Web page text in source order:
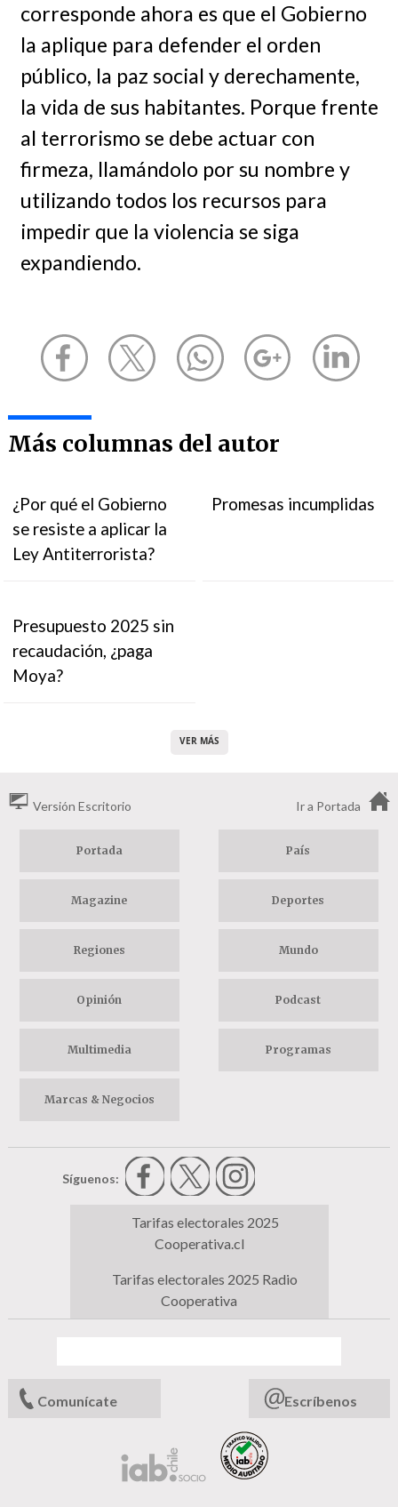
corresponde ahora es que el Gobierno
la aplique para defender el orden
público, la paz social y derechamente,
la vida de sus habitantes. Porque frente
al terrorismo se debe actuar con
firmeza, llamándolo por su nombre y
utilizando todos los recursos para
impedir que la violencia se siga
expandiendo.
Más columnas del autor
¿Por qué el Gobierno
se resiste a aplicar la
Ley Antiterrorista?
Promesas incumplidas
Presupuesto 2025 sin
recaudación, ¿paga
Moya?
VER MÁS
Versión Escritorio Ir a Portada
Portada País
Magazine Deportes
Regiones Mundo
Opinión Podcast
Multimedia Programas
Marcas & Negocios
Síguenos:
Tarifas electorales 2025
Cooperativa.cl
Tarifas electorales 2025 Radio
Cooperativa
Comunícate Escríbenos